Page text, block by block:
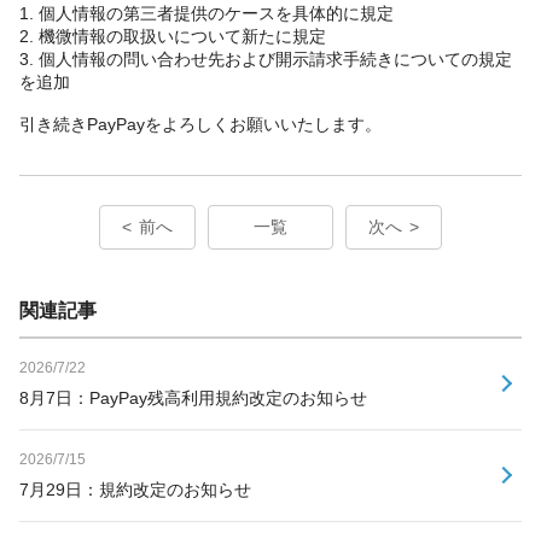
1. 個人情報の第三者提供のケースを具体的に規定
2. 機微情報の取扱いについて新たに規定
3. 個人情報の問い合わせ先および開示請求手続きについての規定
を追加
引き続きPayPayをよろしくお願いいたします。
前へ 一覧 次へ
関連記事
2026/7/22
8月7日：PayPay残高利用規約改定のお知らせ
2026/7/15
7月29日：規約改定のお知らせ